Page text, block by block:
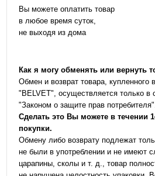
Вы можете оплатить товар
в любое время суток,
не выходя из дома
Как я могу обменять или вернуть
Обмен и возврат товара, купленного
"BELVET", осуществляется только в
"Законом о защите прав
Сделать это Вы можете в течении
покупки.
Обмену либо возврату подлежат
не были в употреблении и не имеют
царапины, сколы и т. д., товар